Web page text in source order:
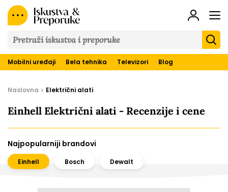
&
Preporuke
Mobilni uređaji Bela tehnika Televizori Blog
Naslovna Električni alati
Einhell Električni alati - Recenzije i cene
Najpopularniji brandovi
Einhell Bosch Dewalt